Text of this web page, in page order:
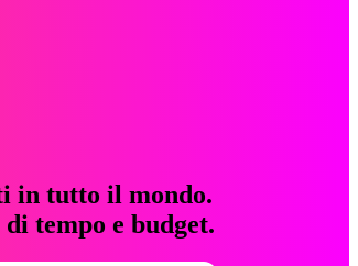
in tutto il mondo.
tempo e budget.